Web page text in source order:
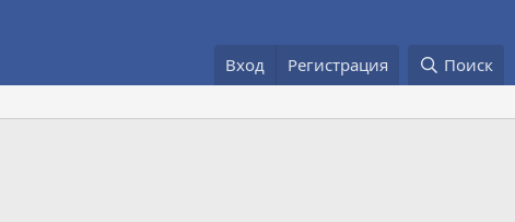
Вход Регистрация Поиск